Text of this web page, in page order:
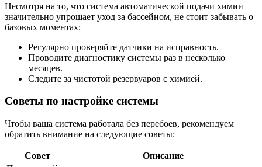
Несмотря на то, что система автоматической подачи химии
значительно упрощает уход за бассейном, не стоит забывать о
базовых моментах:
Регулярно проверяйте датчики на исправность.
Проводите диагностику системы раз в несколько
месяцев.
Следите за чистотой резервуаров с химией.
Советы по настройке системы
Чтобы ваша система работала без перебоев, рекомендуем
обратить внимание на следующие советы:
Совет
Описание